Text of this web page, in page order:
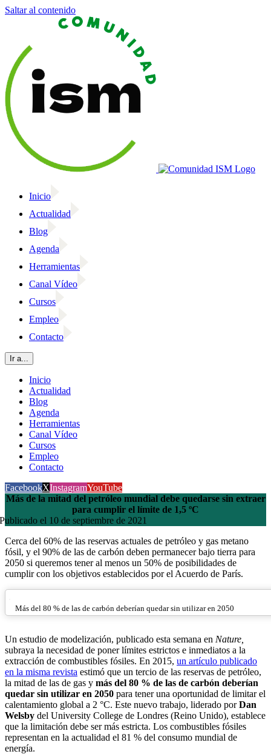
Saltar al contenido
Inicio
Actualidad
Blog
Agenda
Herramientas
Canal Vídeo
Cursos
Empleo
Contacto
Ir a...
Inicio
Actualidad
Blog
Agenda
Herramientas
Canal Vídeo
Cursos
Empleo
Contacto
FacebookXInstagramYouTube
Más de la mitad del petróleo mundial debe quedarse sin extraer
para cumplir el límite de 1,5 ºC
Publicado el 10 de septiembre de 2021
Cerca del 60% de las reservas actuales de petróleo y gas metano
fósil, y el 90% de las de carbón deben permanecer bajo tierra para
2050 si queremos tener al menos un 50% de posibilidades de
cumplir con los objetivos establecidos por el Acuerdo de París.
Más del 80 % de las de carbón deberían quedar sin utilizar en 2050
Un estudio de modelización, publicado esta semana en Nature,
subraya la necesidad de poner límites estrictos e inmediatos a la
extracción de combustibles fósiles. En 2015, un artículo publicado
en la misma revista estimó que un tercio de las reservas de petróleo,
la mitad de las de gas y más del 80 % de las de carbón deberían
quedar sin utilizar en 2050 para tener una oportunidad de limitar el
calentamiento global a 2 °C. Este nuevo trabajo, liderado porDan
Welsby del University College de Londres (Reino Unido), establece
que la limitación debe ser más estricta. Los combustibles fósiles
representan en la actualidad el 81 % del consumo mundial de
energía.